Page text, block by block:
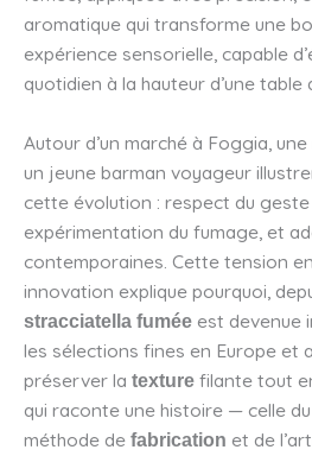
aromatique qui transforme une
expérience sensorielle, capable
quotidien à la hauteur d’une
Autour d’un marché à Foggia,
un jeune barman voyageur
cette évolution : respect du
expérimentation du fumage, et
contemporaines. Cette tension
innovation explique pourquoi,
stracciatella fumée est devenue
les sélections fines en Europe et
préserver la texture filante tout
qui raconte une histoire — celle
méthode de fabrication et de